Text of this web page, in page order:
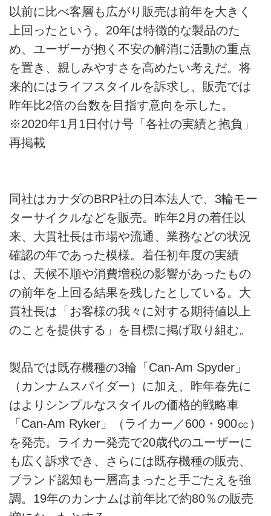
以前に比べ客層も広がり販売は前年を大きく
上回ったという。20年は特徴的な製品のた
め、ユーザーが抱く不安の解消に活動の重点
を置き、親しみやすさを高めたい考えだ。将
来的にはライフスタイルを訴求し、販売では
昨年比2倍の台数を目指す意向を示した。
※2020年1月1日付け号「各社の実績と抱負」
再掲載
同社はカナダのBRP社の日本法人で、3輪モー
ターサイクルなどを販売。昨年2月の着任以
来、大貫社長は市場や流通、業務などの状況
確認の年であった模様。着任初年度の実績
は、天候不順や消費増税の影響があったもの
の前年を上回る結果を残したとしている。大
貫社長は「お客様の我々に対する期待値以上
のことを提供する」を目標に掲げ取り組む。
製品では既存機種の3輪「Can-Am Spyder」
（カンナムスパイダー）に加え、昨年春先に
はよりシンプルなスタイルの価格的戦略車
「Can-Am Ryker」（ライカー／600・900㏄）
を発売。ライカー発売で20歳代のユーザーに
も広く訴求でき、さらには既存機種の販売、
ブランド認知も一層高まったと手ごたえを強
調。19年のカンナムは前年比で約80％の販売